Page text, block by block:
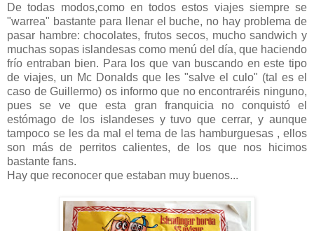
De todas modos,como en todos estos viajes siempre se
"warrea" bastante para llenar el buche, no hay problema de
pasar hambre: chocolates, frutos secos, mucho sandwich y
muchas sopas islandesas como menú del día, que haciendo
frío entraban bien. Para los que van buscando en este tipo
de viajes, un Mc Donalds que les "salve el culo" (tal es el
caso de Guillermo) os informo que no encontraréis ninguno,
pues se ve que esta gran franquicia no conquistó el
estómago de los islandeses y tuvo que cerrar, y aunque
tampoco se les da mal el tema de las hamburguesas , ellos
son más de perritos calientes, de los que nos hicimos
bastante fans.
Hay que reconocer que estaban muy buenos...